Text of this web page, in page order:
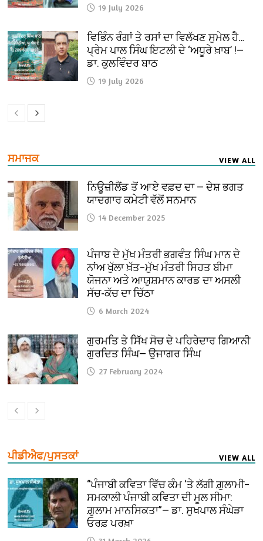
19 July 2026
ਵਿਭਿੰਨ ਰੰਗਾਂ ਤੇ ਰਸਾਂ ਦਾ ਵਿਲੱਖਣ ਸੁਮੇਲ ਹੈ…
ਪ੍ਰੇਮ ਪਾਲ ਸਿੰਘ ਇਟਲੀ ਦੇ ‘ਅਧੂਰੇ ਖ਼ਾਬ’ !—
ਡਾ. ਕੁਲਵਿੰਦਰ ਬਾਠ
19 July 2026
ਸਮਾਜਕ VIEW ALL
ਨਿਊਜ਼ੀਲੈਂਡ ਤੋਂ ਆਏ ਵਫ਼ਦ ਦਾ — ਦੇਸ਼ ਭਗਤ
ਯਾਦਗਾਰ ਕਮੇਟੀ ਵੱਲੋਂ ਸਨਮਾਨ
14 December 2025
ਪੰਜਾਬ ਦੇ ਮੁੱਖ ਮੰਤਰੀ ਭਗਵੰਤ ਸਿੰਘ ਮਾਨ ਦੇ
ਨਾਂਅ ਖੁੱਲਾ ਖ਼ੱਤ–ਮੁੱਖ ਮੰਤਰੀ ਸਿਹਤ ਬੀਮਾ
ਯੋਜਨਾ ਅਤੇ ਆਯੁਸ਼ਮਾਨ ਕਾਰਡ ਦਾ ਅਸਲੀ
ਸੱਚ-ਕੱਚ ਦਾ ਚਿੱਠਾ
6 March 2024
ਗੁਰਮਤਿ ਤੇ ਸਿੱਖ ਸੋਚ ਦੇ ਪਹਿਰੇਦਾਰ ਗਿਆਨੀ
ਗੁਰਦਿਤ ਸਿੰਘ— ਉਜਾਗਰ ਸਿੰਘ
27 February 2024
ਪੀਡੀਐਫ/ਪੁਸਤਕਾਂ VIEW ALL
“ਪੰਜਾਬੀ ਕਵਿਤਾ ਵਿੱਚ ਕੰਮ ‘ਤੇ ਲੱਗੀ ਗ਼ੁਲਾਮੀ–
ਸਮਕਾਲੀ ਪੰਜਾਬੀ ਕਵਿਤਾ ਦੀ ਮੂਲ ਸੀਮਾ:
ਗ਼ੁਲਾਮ ਮਾਨਸਿਕਤਾ”— ਡਾ. ਸੁਖਪਾਲ ਸੰਘੇੜਾ
ਓਰਫ਼ ਪਰਖ਼ਾ